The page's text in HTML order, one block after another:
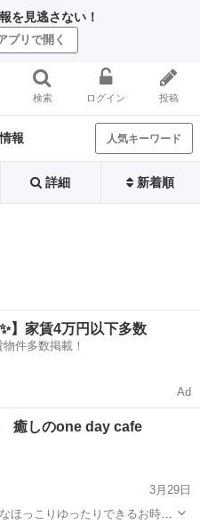
を見逃さない！
プリで開く
検索 ログイン 投稿
報 人気キーワード
詳細 新着順
】家賃4万円以下多数
件多数掲載！
Ad
癒しのone day cafe
3月29日